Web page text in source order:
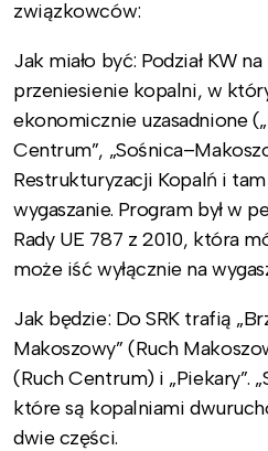
związkowców:
Jak miało być: Podział KW
przeniesienie kopalni, w
ekonomicznie uzasadnione
Centrum”,
Restrukturyzacji Kopalń i
wygaszanie. Program był w
Rady UE 787 z 2010, która
może iść wyłącznie na
Jak będzie: Do SRK trafią
Makoszowy” (Ruch
(Ruch Centrum) i „Piekary”.
które są kopalniami
dwie części.